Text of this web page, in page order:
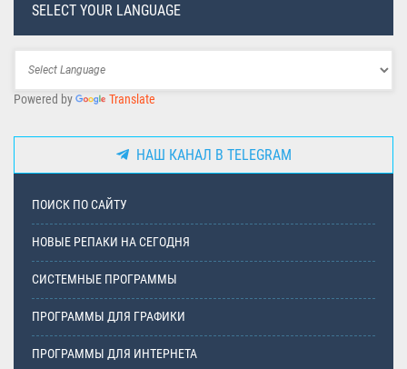
SELECT YOUR LANGUAGE
Powered by Translate
НАШ КАНАЛ В TELEGRAM
ПОИСК ПО САЙТУ
НОВЫЕ РЕПАКИ НА СЕГОДНЯ
СИСТЕМНЫЕ ПРОГРАММЫ
ПРОГРАММЫ ДЛЯ ГРАФИКИ
ПРОГРАММЫ ДЛЯ ИНТЕРНЕТА